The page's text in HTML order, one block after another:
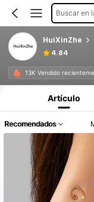
Buscar en
HuiXinZhe
4.84
13K Vendido
Artículo
Recomendados